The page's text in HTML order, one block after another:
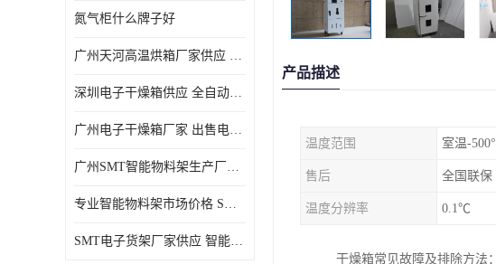
氮气柜什么牌子好
广州天河高温烘箱厂家供应 智能高温烘箱非标定制价格
深圳电子干燥箱供应 全自动恒温干燥箱厂家批发
广州电子干燥箱厂家 出售电子干燥箱优惠供应价格
广州SMT智能物料架生产厂家 智能物料架设计定制
专业智能物料架市场价格 SMT智能物料架供应厂家
SMT电子货架厂家供应 智能电子货架现货直销
产品描述
温度范围 室温-500°
售后 全国联保
温度分辨率 0.1℃
干燥箱常见故障及排除方法：